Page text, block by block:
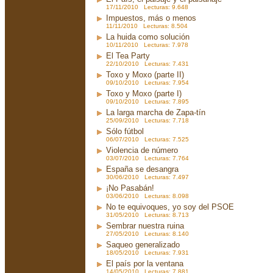
17/11/2010 Lecturas: 9.648
Impuestos, más o menos
11/11/2010 Lecturas: 8.504
La huida como solución
10/11/2010 Lecturas: 7.978
El Tea Party
22/10/2010 Lecturas: 7.431
Toxo y Moxo (parte II)
09/10/2010 Lecturas: 7.954
Toxo y Moxo (parte I)
09/10/2010 Lecturas: 7.895
La larga marcha de Zapa-tín
25/09/2010 Lecturas: 7.718
Sólo fútbol
06/07/2010 Lecturas: 7.525
Violencia de número
03/07/2010 Lecturas: 7.764
España se desangra
30/06/2010 Lecturas: 7.497
¡No Pasabán!
03/06/2010 Lecturas: 8.098
No te equivoques, yo soy del PSOE
31/05/2010 Lecturas: 8.713
Sembrar nuestra ruina
27/05/2010 Lecturas: 8.140
Saqueo generalizado
18/05/2010 Lecturas: 7.931
El país por la ventana
14/05/2010 Lecturas: 7.881